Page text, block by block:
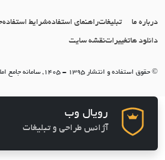
درباره ما تبلیغاتراهنمای استفادهشرایط استفاده
دانلود هاتغییراتنقشه سایت
© حقوق استفاده و انتشار 1395 - 1405, سامانه جامع املاک و مشاورین املاک (سامانه جاما)
رویال وب
آژانس طراحی و تبلیغات